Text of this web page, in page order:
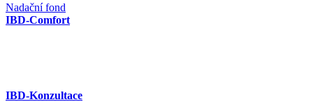
Nadační fond
IBD-Comfort
IBD-Konzultace